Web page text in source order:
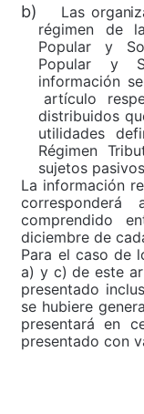
b) Las
régimen de
Popular y
Popular y
información
artículo
distribuidos
utilidades
Régimen
sujetos
La información
comprendido
diciembre de
Para el caso de
a) y c) de este
presentado
se hubiere
presentará en
presentado con